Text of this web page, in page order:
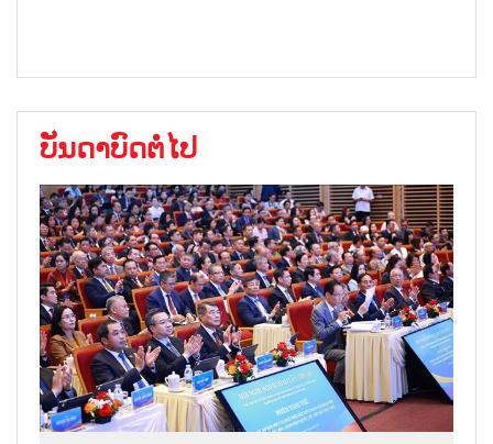
ບັນດາບົດຕໍ່ໄປ